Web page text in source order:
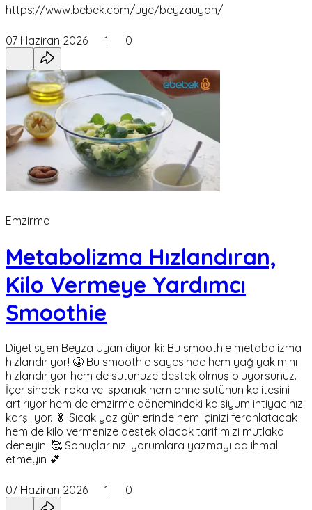
https://www.bebek.com/uye/beyzauyan/
07 Haziran 2026 1 0
Emzirme
Metabolizma Hızlandıran,
Kilo Vermeye Yardımcı
Smoothie
Diyetisyen Beyza Uyan diyor ki: Bu smoothie metabolizma
hızlandırıyor! 🤩 Bu smoothie sayesinde hem yağ yakımını
hızlandırıyor hem de sütünüze destek olmuş oluyorsunuz.
İçerisindeki roka ve ıspanak hem anne sütünün kalitesini
artırıyor hem de emzirme dönemindeki kalsiyum ihtiyacınızı
karşılıyor. 🥬 Sıcak yaz günlerinde hem içinizi ferahlatacak
hem de kilo vermenize destek olacak tarifimizi mutlaka
deneyin. 🥰 Sonuçlarınızı yorumlara yazmayı da ihmal
etmeyin 💕
07 Haziran 2026 1 0